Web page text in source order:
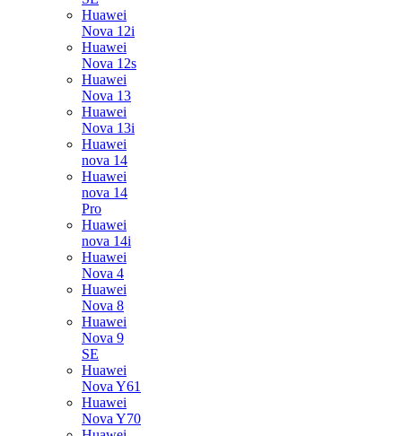
Huawei
Nova 12i
Huawei
Nova 12s
Huawei
Nova 13
Huawei
Nova 13i
Huawei
nova 14
Huawei
nova 14
Pro
Huawei
nova 14i
Huawei
Nova 4
Huawei
Nova 8
Huawei
Nova 9
SE
Huawei
Nova Y61
Huawei
Nova Y70